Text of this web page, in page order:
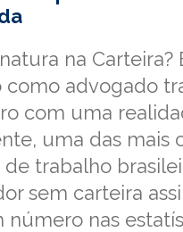
na Carteira?
como advogado
com uma
uma das mais
trabalho
sem carteira
número nas